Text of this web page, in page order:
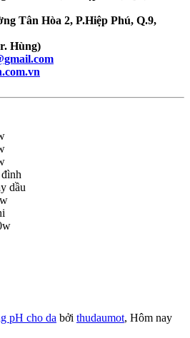
Tân Hòa 2, P.Hiệp Phú, Q.9,
Hùng)
dầu
pH cho da bởi thudaumot, Hôm nay